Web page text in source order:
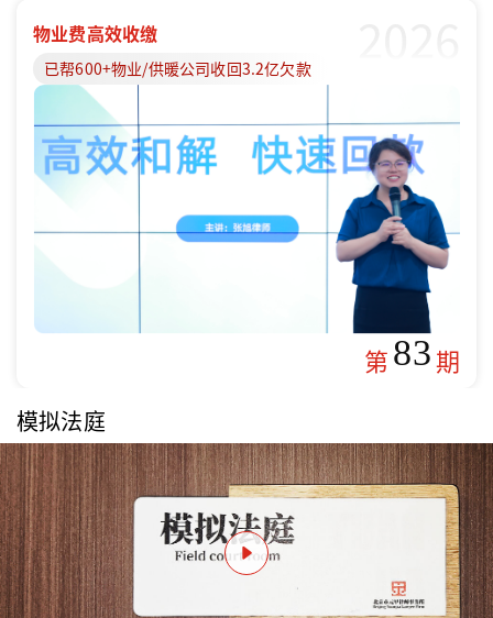
物业费高效收缴
已帮600+物业/供暖公司收回3.2亿欠款
第83期
模拟法庭